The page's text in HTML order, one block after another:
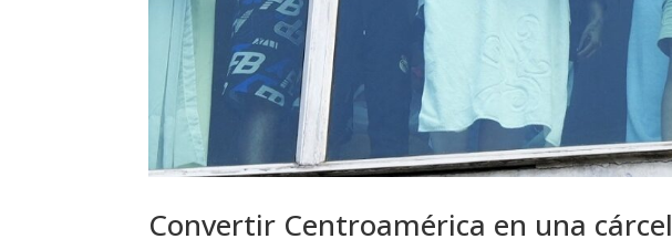
Convertir Centroamérica en una cárcel